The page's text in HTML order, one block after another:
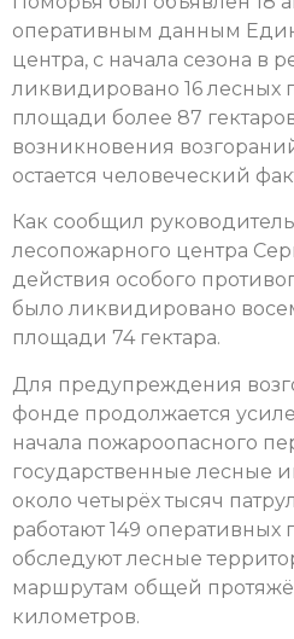
оперативным данным
центра, с начала сезона в
ликвидировано 16 лесных
площади более 87
возникновения
остается человеческий
Как сообщил
лесопожарного центра
действия особого
было ликвидировано
площади 74 гектара.
Для предупреждения
фонде продолжается
начала пожароопасного
государственные лесные
около четырёх тысяч
работают 149 оперативных
обследуют лесные
маршрутам общей
километров.